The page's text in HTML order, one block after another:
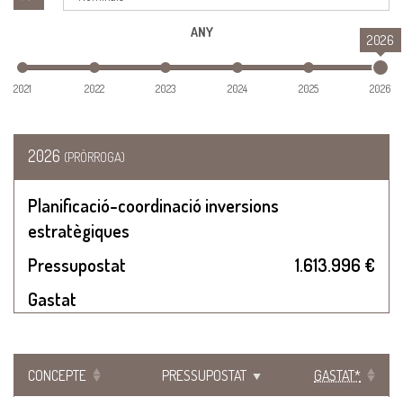
ANY 2026
2021 2022 2023 2024 2025 2026
2026 (PRÒRROGA)
Planificació-coordinació inversions
estratègiques
Pressupostat
1.613.996 €
Gastat
CONCEPTE PRESSUPOSTAT GASTAT*